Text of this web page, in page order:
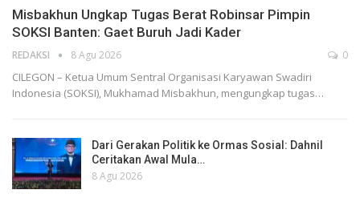
Misbakhun Ungkap Tugas Berat Robinsar Pimpin
SOKSI Banten: Gaet Buruh Jadi Kader
REDAKSI 8 Agu 2026 0
CILEGON – Ketua Umum Sentral Organisasi Karyawan Swadiri
Indonesia (SOKSI), Mukhamad Misbakhun, mengungkap tugas…
Dari Gerakan Politik ke Ormas Sosial: Dahnil
Ceritakan Awal Mula…
8 Agu 2026